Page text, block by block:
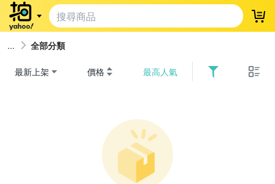
登
全部分類
最新上架 價格 最高人氣